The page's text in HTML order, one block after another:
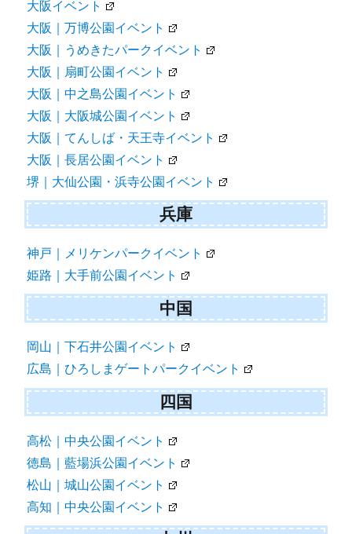
大阪イベント
大阪｜万博公園イベント
大阪｜うめきたパークイベント
大阪｜扇町公園イベント
大阪｜中之島公園イベント
大阪｜大阪城公園イベント
大阪｜てんしば・天王寺イベント
大阪｜長居公園イベント
堺｜大仙公園・浜寺公園イベント
兵庫
神戸｜メリケンパークイベント
姫路｜大手前公園イベント
中国
岡山｜下石井公園イベント
広島｜ひろしまゲートパークイベント
四国
高松｜中央公園イベント
徳島｜藍場浜公園イベント
松山｜城山公園イベント
高知｜中央公園イベント